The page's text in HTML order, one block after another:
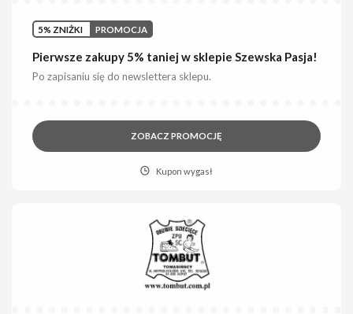
5% ZNIŻKI PROMOCJA
Pierwsze zakupy 5% taniej w sklepie Szewska Pasja!
Po zapisaniu się do newslettera sklepu.
ZOBACZ PROMOCJĘ
Kupon wygasł